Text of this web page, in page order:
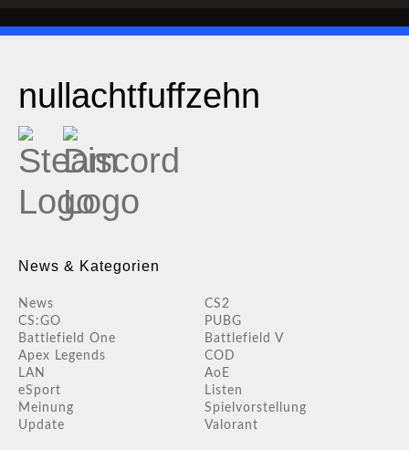
nullachtfuffzehn
News & Kategorien
News
CS2
CS:GO
PUBG
Battlefield One
Battlefield V
Apex Legends
COD
LAN
AoE
eSport
Listen
Meinung
Spielvorstellung
Update
Valorant